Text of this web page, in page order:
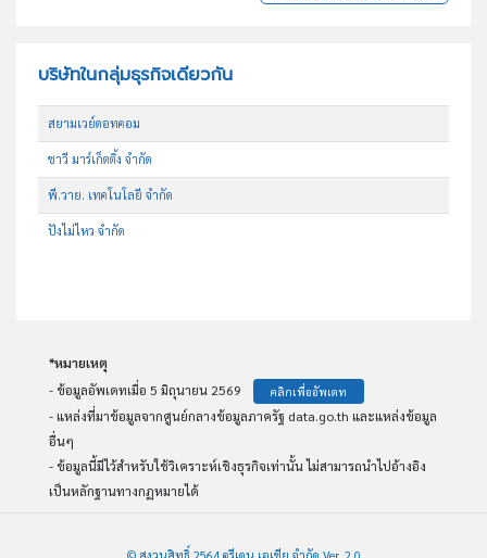
บริษัทในกลุ่มธุรกิจเดียวกัน
สยามเวย์ดอทคอม
ชาวี มาร์เก็ตติ้ง จำกัด
พี.วาย. เทคโนโลยี จำกัด
ปังไม่ไหว จำกัด
*หมายเหตุ
- ข้อมูลอัพเดทเมื่อ 5 มิถุนายน 2569
คลิกเพื่ออัพเดท
- แหล่งที่มาข้อมูลจากศูนย์กลางข้อมูลภาครัฐ data.go.th และแหล่งข้อมูล
อื่นๆ
- ข้อมูลนี้มีไว้สำหรับใช้วิเคราะห์เชิงธุรกิจเท่านั้น ไม่สามารถนำไปอ้างอิง
เป็นหลักฐานทางกฏหมายได้